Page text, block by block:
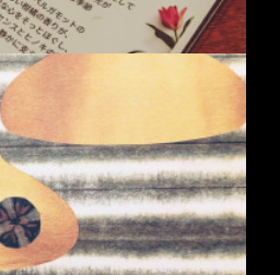
七商店(鹿児島県指宿市)さんが手掛ける
わいの本格焼酎。奇を衒わず懐かしい、